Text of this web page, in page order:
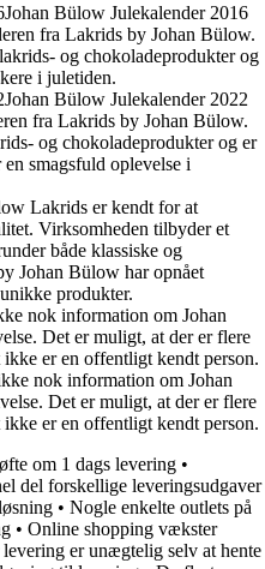
Bülow Julekalender 2016
fra Lakrids by Johan Bülow.
og chokoladeprodukter og
i juletiden.
Bülow Julekalender 2022
fra Lakrids by Johan Bülow.
og chokoladeprodukter og er
smagsfuld oplevelse i
Lakrids er kendt for at
Virksomheden tilbyder et
både klassiske og
Johan Bülow har opnået
produkter.
nok information om Johan
Det er muligt, at der er flere
er en offentligt kendt person.
nok information om Johan
Det er muligt, at der er flere
er en offentligt kendt person.
om 1 dags levering •
del forskellige leveringsudgaver
• Nogle enkelte outlets på
• Online shopping vækster
er unægtelig selv at hente